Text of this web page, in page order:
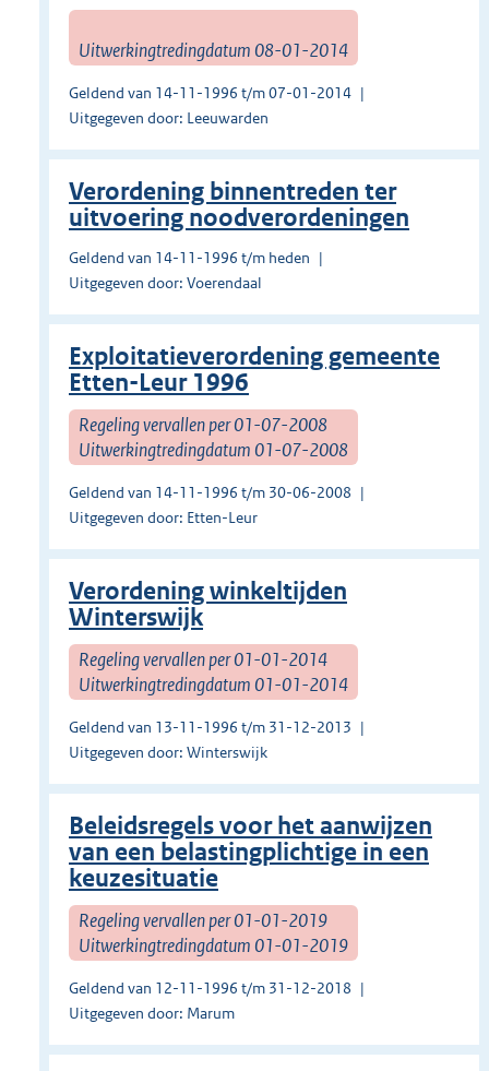
Uitwerkingtredingdatum 08-01-2014
Geldend van 14-11-1996 t/m 07-01-2014
Uitgegeven door: Leeuwarden
Verordening binnentreden ter
uitvoering noodverordeningen
Geldend van 14-11-1996 t/m heden
Uitgegeven door: Voerendaal
Exploitatieverordening gemeente
Etten-Leur 1996
Regeling vervallen per 01-07-2008
Uitwerkingtredingdatum 01-07-2008
Geldend van 14-11-1996 t/m 30-06-2008
Uitgegeven door: Etten-Leur
Verordening winkeltijden
Winterswijk
Regeling vervallen per 01-01-2014
Uitwerkingtredingdatum 01-01-2014
Geldend van 13-11-1996 t/m 31-12-2013
Uitgegeven door: Winterswijk
Beleidsregels voor het aanwijzen
van een belastingplichtige in een
keuzesituatie
Regeling vervallen per 01-01-2019
Uitwerkingtredingdatum 01-01-2019
Geldend van 12-11-1996 t/m 31-12-2018
Uitgegeven door: Marum